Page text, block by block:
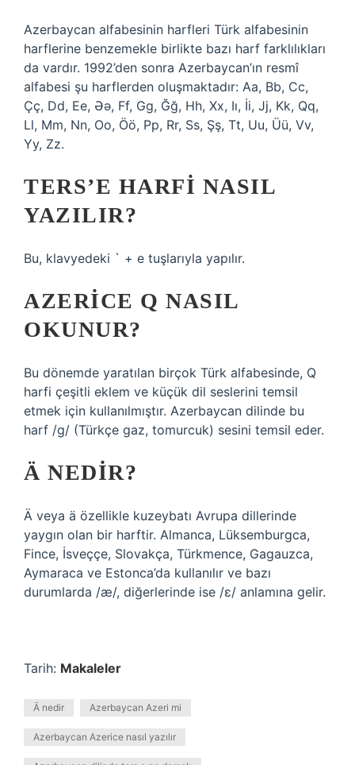
Azerbaycan alfabesinin harfleri Türk alfabesinin
harflerine benzemekle birlikte bazı harf farklılıkları
da vardır. 1992’den sonra Azerbaycan’ın resmî
alfabesi şu harflerden oluşmaktadır: Aa, Bb, Cc,
Çç, Dd, Ee, Əə, Ff, Gg, Ğğ, Hh, Xx, Iı, İi, Jj, Kk, Qq,
Ll, Mm, Nn, Oo, Öö, Pp, Rr, Ss, Şş, Tt, Uu, Üü, Vv,
Yy, Zz.
TERS’E HARFI NASIL
YAZILIR?
Bu, klavyedeki ` + e tuşlarıyla yapılır.
AZERICE Q NASIL
OKUNUR?
Bu dönemde yaratılan birçok Türk alfabesinde, Q
harfi çeşitli eklem ve küçük dil seslerini temsil
etmek için kullanılmıştır. Azerbaycan dilinde bu
harf /g/ (Türkçe gaz, tomurcuk) sesini temsil eder.
Ä NEDIR?
Ä veya ä özellikle kuzeybatı Avrupa dillerinde
yaygın olan bir harftir. Almanca, Lüksemburgca,
Fince, İsveççe, Slovakça, Türkmence, Gagauzca,
Aymaraca ve Estonca’da kullanılır ve bazı
durumlarda /æ/, diğerlerinde ise /ɛ/ anlamına gelir.
Tarih: Makaleler
Ä nedir Azerbaycan Azeri mi
Azerbaycan Azerice nasıl yazılır